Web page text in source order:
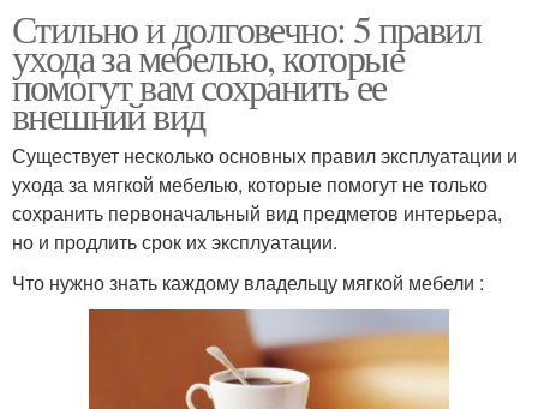
Стильно и долговечно: 5 правил
ухода за мебелью, которые
помогут вам сохранить ее
внешний вид
Существует несколько основных правил эксплуатации и
ухода за мягкой мебелью, которые помогут не только
сохранить первоначальный вид предметов интерьера,
но и продлить срок их эксплуатации.
Что нужно знать каждому владельцу мягкой мебели :